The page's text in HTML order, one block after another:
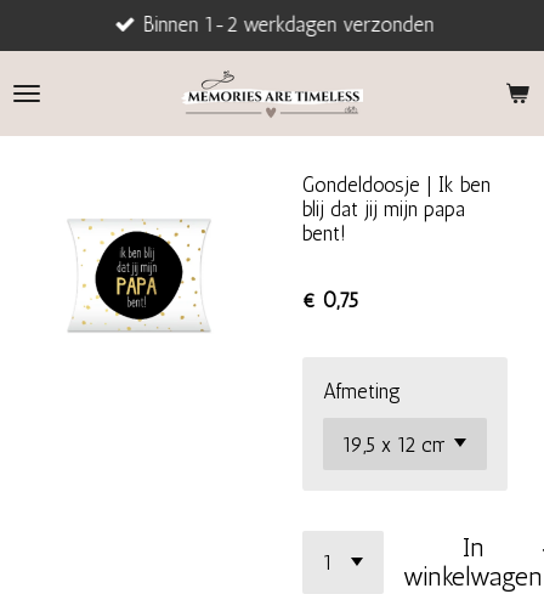
direct
naar
Binnen 1-2 werkdagen verzonden
Gondeldoosje | Ik ben
blij dat jij mijn papa
bent!
€ 0,75
Afmeting
In
winkelwagen